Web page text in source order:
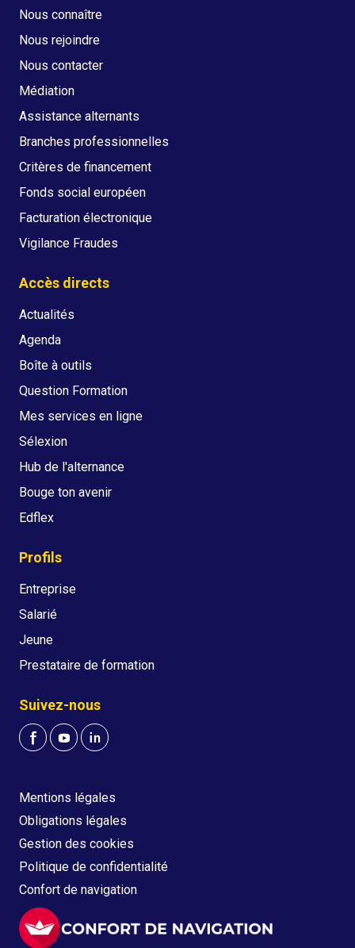
Nous connaître
Nous rejoindre
Nous contacter
Médiation
Assistance alternants
Branches professionnelles
Critères de financement
Fonds social européen
Facturation électronique
Vigilance Fraudes
Accès directs
Actualités
Agenda
Boîte à outils
Question Formation
Mes services en ligne
Sélexion
Hub de l'alternance
Bouge ton avenir
Edflex
Profils
Entreprise
Salarié
Jeune
Prestataire de formation
Suivez-nous
Mentions légales
Obligations légales
Gestion des cookies
Politique de confidentialité
Confort de navigation